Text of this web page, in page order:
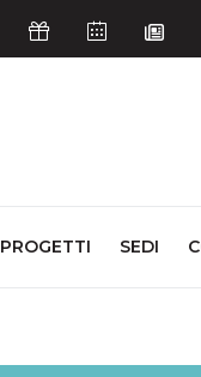
Icona Sostienici
Icona
PROGETTI SEDI